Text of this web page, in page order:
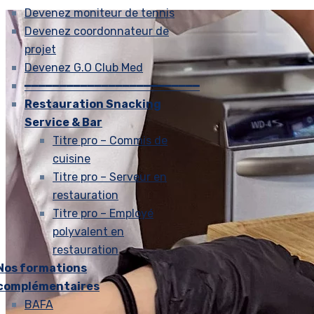
Devenez moniteur de tennis
Devenez coordonnateur de
projet
Devenez G.O Club Med
━━━━━━━━━━━━━━━━━━━━━━━━━
Restauration Snacking
Service & Bar
Titre pro – Commis de
cuisine
Titre pro – Serveur en
restauration
Titre pro – Employé
polyvalent en
restauration
formations
BAFA